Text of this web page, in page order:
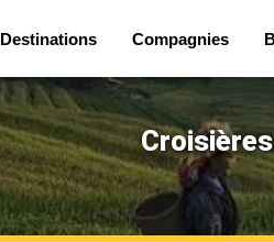
Destinations Compagnies